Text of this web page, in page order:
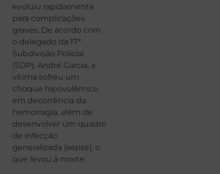
evoluiu rapidamente
para complicações
graves. De acordo com
o delegado da 17ª
Subdivisão Policial
(SDP), André Garcia, a
vítima sofreu um
choque hipovolêmico
em decorrência da
hemorragia, além de
desenvolver um quadro
de infecção
generalizada (sepse), o
que levou à morte.